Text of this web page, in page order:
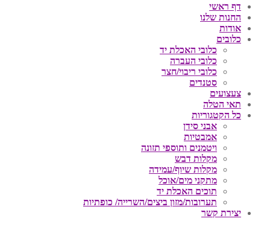
דף ראשי
החנות שלנו
אודות
כלובים
כלובי האכלת יד
כלובי העברה
כלובי ריבוי/חצר
סטנדים
צעצועים
תאי הטלה
כל הקטגוריות
אבני סידן
אמבטיות
ויטמנים ותוספי תזונה
מקלות דבש
מקלות שיוף/עמידה
מתקני מים/אוכל
תוכים האכלת יד
תערובות/מזון ביצים/השרייה/ כופתיות
יצירת קשר